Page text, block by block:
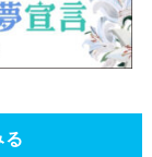
る